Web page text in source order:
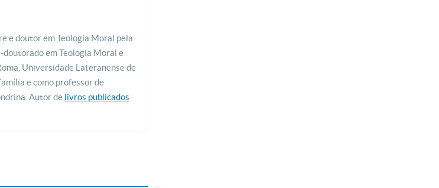
e doutor em Teologia Moral pela
em Teologia Moral e
Universidade Lateranense de
e como professor de
Autor de livros publicados